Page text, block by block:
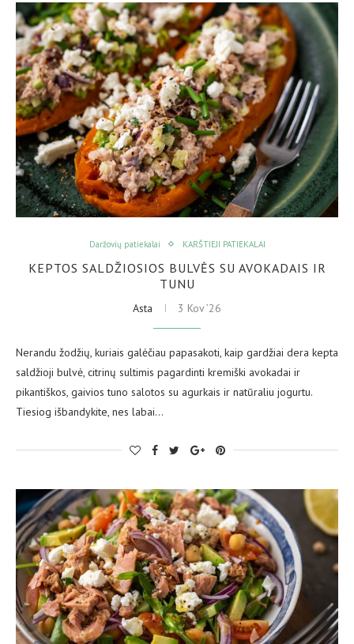
Daržovių patiekalai KARŠTIEJI PATIEKALAI
KEPTOS SALDŽIOSIOS BULVĖS SU AVOKADAIS IR
TUNU
Asta 3 Kov ’26
Nerandu žodžių, kuriais galėčiau papasakoti, kaip gardžiai dera kepta
saldžioji bulvė, citrinų sultimis pagardinti kremiški avokadai ir
pikantiškos, gaivios tuno salotos su agurkais ir natūraliu jogurtu.
Tiesiog išbandykite, nes labai…